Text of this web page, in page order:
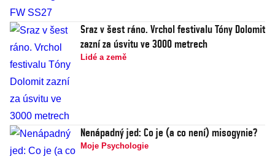
Sraz v šest ráno. Vrchol festivalu Tóny Dolomit
zazní za úsvitu ve 3000 metrech
Lidé a země
Nenápadný jed: Co je (a co není) misogynie?
Moje Psychologie